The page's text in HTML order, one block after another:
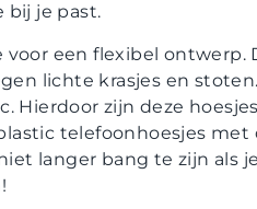
bij je past.
een flexibel ontwerp.
lichte krasjes en
Hierdoor zijn deze
telefoonhoesjes met
langer bang te zijn als